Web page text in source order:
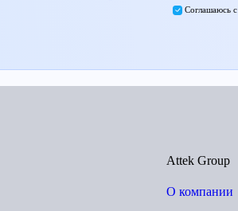
Соглашаюсь с
Attek Group
О компании